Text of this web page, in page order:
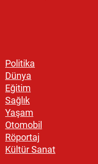
Politika
Dünya
Eğitim
Sağlık
Yaşam
Otomobil
Röportaj
Kültür Sanat